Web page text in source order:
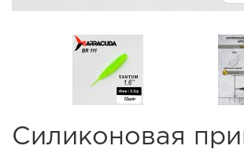
Силиконовая